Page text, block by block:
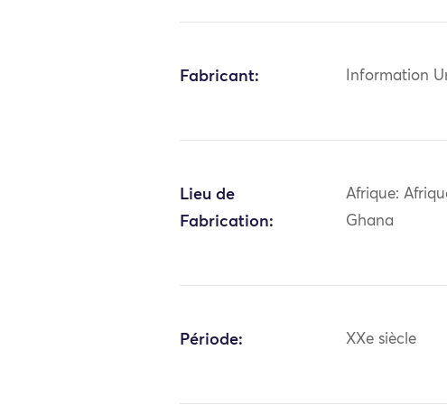
Fabricant: Information
Lieu de
Fabrication:
Afrique:
Ghana
Période: XXe siècle